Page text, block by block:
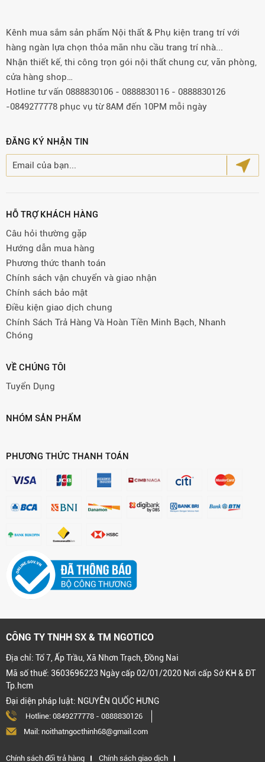
Kênh mua sắm sản phẩm Nội thất & Phụ kiện trang trí với
hàng ngàn lựa chọn thỏa mãn nhu cầu trang trí nhà...
Nhận thiết kế, thi công trọn gói nội thất chung cư, văn phòng,
cửa hàng shop…
Hotline tư vấn 0888830106 - 0888830116 - 0888830126
-0849277778 phục vụ từ 8AM đến 10PM mỗi ngày
ĐĂNG KÝ NHẬN TIN
HỖ TRỢ KHÁCH HÀNG
Câu hỏi thường gặp
Hướng dẫn mua hàng
Phương thức thanh toán
Chính sách vận chuyển và giao nhận
Chính sách bảo mật
Điều kiện giao dịch chung
Chính Sách Trả Hàng Và Hoàn Tiền Minh Bạch, Nhanh
Chóng
VỀ CHÚNG TÔI
Tuyển Dụng
NHÓM SẢN PHẨM
PHƯƠNG THỨC THANH TOÁN
CÔNG TY TNHH SX & TM NGOTICO
Địa chỉ: Tổ 7, Ấp Trầu, Xã Nhơn Trạch, Đồng Nai
Mã số thuế: 3603696223 Ngày cấp 02/01/2020 Nơi cấp Sở KH & ĐT
Tp.hcm
Đại diện pháp luật: NGUYỄN QUỐC HƯNG
Hotline: 0849277778 - 0888830126
Mail: noithatngocthinh68@gmail.com
Chính sách đổi trả hàng Chính sách giao dịch